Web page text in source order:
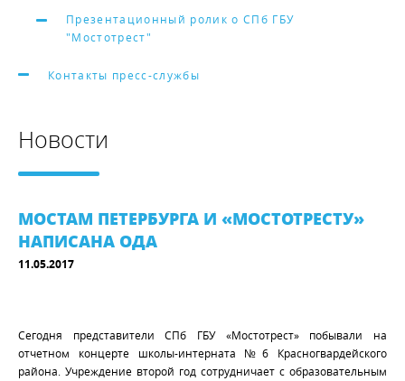
Презентационный ролик о СПб ГБУ
"Мостотрест"
Контакты пресс-службы
Новости
МОСТАМ ПЕТЕРБУРГА И «МОСТОТРЕСТУ»
НАПИСАНА ОДА
11.05.2017
Сегодня представители СПб ГБУ «Мостотрест» побывали на
отчетном концерте школы-интерната №6 Красногвардейского
района. Учреждение второй год сотрудничает с образовательным